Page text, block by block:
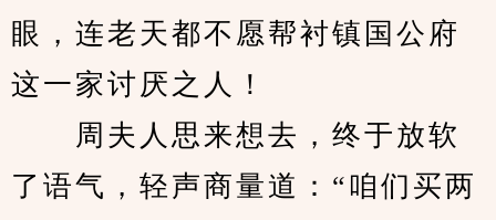
眼，连老天都不愿帮衬镇国公府
这一家讨厌之人！
周夫人思来想去，终于放软
了语气，轻声商量道：“咱们买两